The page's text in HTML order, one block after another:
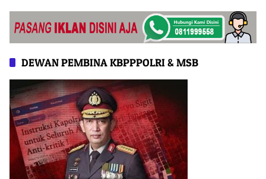
DEWAN PEMBINA KBPPPOLRI & MSB